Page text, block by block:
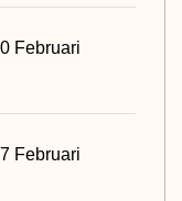
Februari
Februari